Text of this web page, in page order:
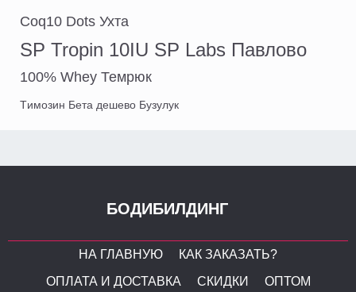
Coq10 Dots Ухта
SP Tropin 10IU SP Labs Павлово
100% Whey Темрюк
Tимозин Бета дешево Бузулук
БОДИБИЛДИНГ
НА ГЛАВНУЮ
КАК ЗАКАЗАТЬ?
ОПЛАТА И ДОСТАВКА
СКИДКИ ОПТОМ